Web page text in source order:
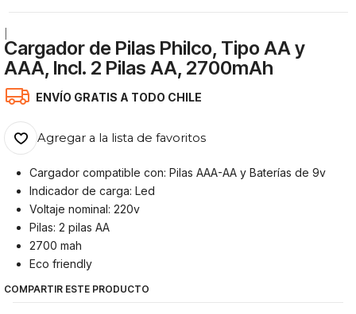
Cargador de Pilas Philco, Tipo AA y
AAA, Incl. 2 Pilas AA, 2700mAh
ENVÍO GRATIS A TODO CHILE
Agregar a la lista de favoritos
Cargador compatible con: Pilas AAA-AA y Baterías de 9v
Indicador de carga: Led
Voltaje nominal: 220v
Pilas: 2 pilas AA
2700 mah
Eco friendly
COMPARTIR ESTE PRODUCTO